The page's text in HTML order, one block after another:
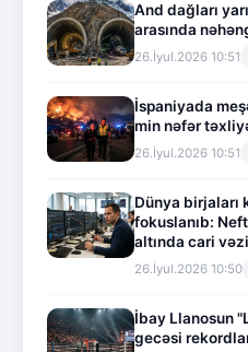
And dağları
arasında
26.İyul.2026 10:51
İspaniyada
min nəfər
26.İyul.2026 10:51
Dünya birjaları
fokuslanıb:
altında cari
26.İyul.2026 10:50
İbay Llanosun
gecəsi